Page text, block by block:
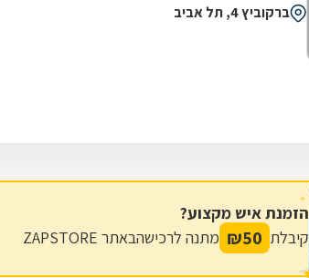
ברקוביץ 4, תל אביב
הזמנת איש מקצוע?
קיבלת 50
₪ מתנה לרכישהבאתר ZAPSTORE